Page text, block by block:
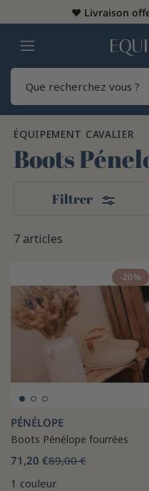
♥️ Livraison
Home
ÉQUIPEMENT CAVALIER
Boots
7 articles
Filtrer Filters
-20%
PÉNÉLOPE
Boots Pénélope fourrées
71,20 €89,00 €
1 couleur